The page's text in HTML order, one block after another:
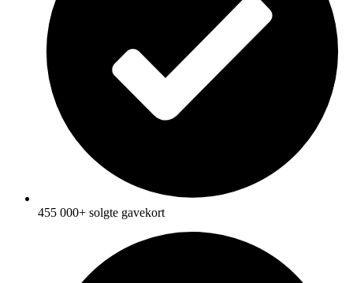
455 000+ solgte gavekort